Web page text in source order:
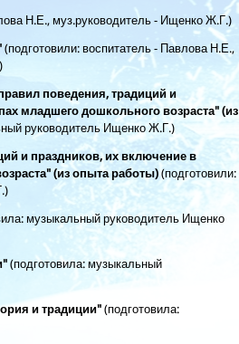
Н.Е., муз.руководитель - Ищенко Ж.Г.)
(подготовили: воспитатель - Павлова Н.Е.,
поведения, традиций и
младшего дошкольного возраста" (из
руководитель Ищенко Ж.Г.)
и праздников, их включение в
(из опыта работы)(подготовили:
музыкальный руководитель Ищенко
"(подготовила: музыкальный
и традиции"(подготовила: